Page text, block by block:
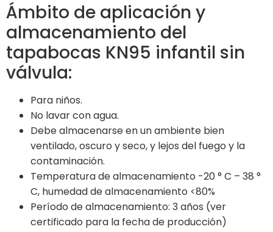
Ámbito de aplicación y
almacenamiento del
tapabocas KN95 infantil sin
válvula:
Para niños.
No lavar con agua.
Debe almacenarse en un ambiente bien
ventilado, oscuro y seco, y lejos del fuego y la
contaminación.
Temperatura de almacenamiento -20 ° C – 38 °
C, humedad de almacenamiento <80%
Período de almacenamiento: 3 años (ver
certificado para la fecha de producción)